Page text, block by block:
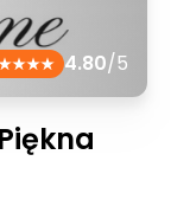
4.80/5